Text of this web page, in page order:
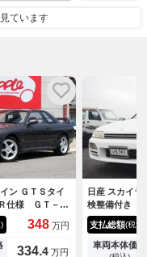
ています
ン ＧＴＳタイ
仕様 ＧＴ－Ｒ
ガンメタ新規
ｐｅｅｄカーボ
ＧＴ－Ｒ風フロ
348 万円
334.4 万円
日産 スカイ
検整備付き
ン カロッツ
ヤー
支払総額(税込)
車両本体価格